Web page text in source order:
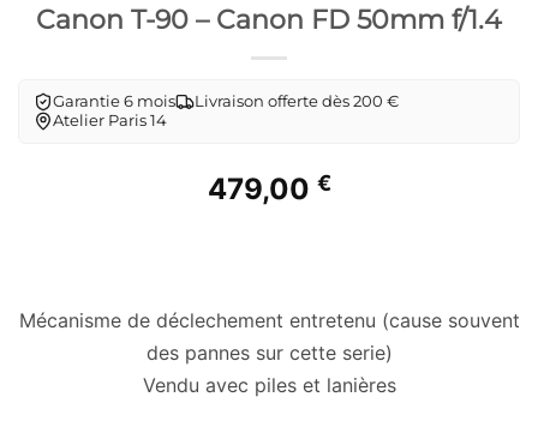
Canon T-90 – Canon FD 50mm f/1.4
Garantie 6 mois
Livraison offerte dès 200 €
Atelier Paris 14
479,00 €
Mécanisme de déclechement entretenu (cause souvent
des pannes sur cette serie)
Vendu avec piles et lanières